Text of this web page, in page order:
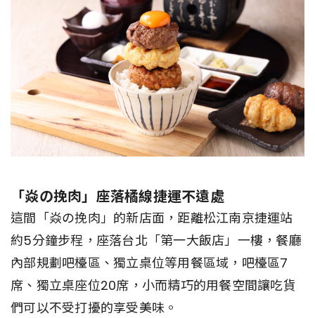
「焱の挽肉」座落橘線捷運不遠處
這間「焱の挽肉」的新店面，距離松江南京捷運站
約5分鐘步程，座落台北「第一大飯店」一樓，餐廳
內部規劃吧檯區、獨立桌位等用餐區域，吧檯區7
席、獨立桌座位20席，小而精巧的用餐空間讓吃貨
們可以不受打擾的享受美味。